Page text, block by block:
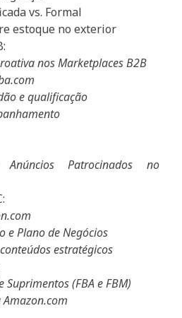
vs. Formal
estoque no exterior
nos Marketplaces B2B
e qualificação
Patrocinados no
e Plano de Negócios
estratégicos
Suprimentos (FBA e FBM)